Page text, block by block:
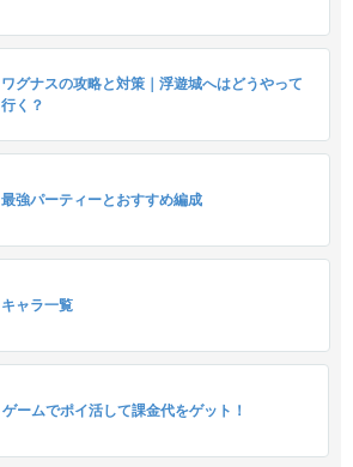
ワグナスの攻略と対策｜浮遊城へはどうやって
行く？
最強パーティーとおすすめ編成
キャラ一覧
ゲームでポイ活して課金代をゲット！